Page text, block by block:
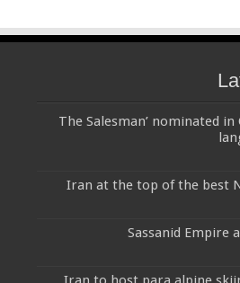
‘The Salesman’ nominated in
Iran at the top of the best
Sassanid Empire